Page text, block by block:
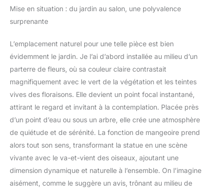
Mise en situation : du jardin au salon, une polyvalence
surprenante
L’emplacement naturel pour une telle pièce est bien
évidemment le jardin. Je l’ai d’abord installée au milieu d’un
parterre de fleurs, où sa couleur claire contrastait
magnifiquement avec le vert de la végétation et les teintes
vives des floraisons. Elle devient un point focal instantané,
attirant le regard et invitant à la contemplation. Placée près
d’un point d’eau ou sous un arbre, elle crée une atmosphère
de quiétude et de sérénité. La fonction de mangeoire prend
alors tout son sens, transformant la statue en une scène
vivante avec le va-et-vient des oiseaux, ajoutant une
dimension dynamique et naturelle à l’ensemble. On l’imagine
aisément, comme le suggère un avis, trônant au milieu de